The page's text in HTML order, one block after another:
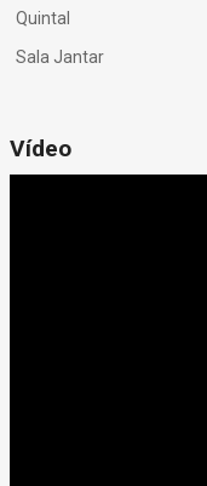
Quintal
Sala Jantar
Vídeo